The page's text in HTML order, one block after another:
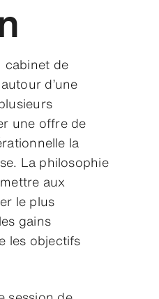
cabinet de
d’une
une offre de
la
La philosophie
aux
le plus
gains
les objectifs